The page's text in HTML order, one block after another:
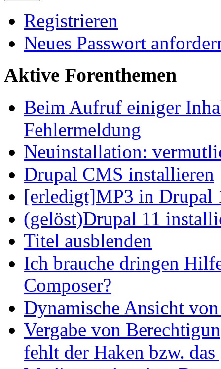
Registrieren
Neues Passwort
Aktive Forenthemen
Beim Aufruf einiger
Fehlermeldung
Neuinstallation:
Drupal CMS installieren
[erledigt]MP3 in Drupal
(gelöst)Drupal 11
Titel ausblenden
Ich brauche dringen
Composer?
Dynamische Ansicht
Vergabe von
fehlt der Haken bzw.